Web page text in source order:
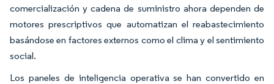
comercialización y cadena de suministro ahora dependen de
motores prescriptivos que automatizan el reabastecimiento
basándose en factores externos como el clima y el sentimiento
social.
Los paneles de inteligencia operativa se han convertido en